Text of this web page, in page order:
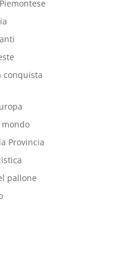
conquista
mondo
Provincia
pallone